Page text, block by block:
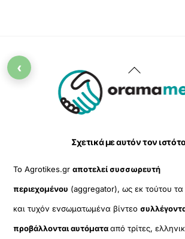
Back
To
Σχετικά με αυτόν τον
Το Agrotikes.grαποτελεί συσσωρευτή
περιεχομένου (aggregator), ως εκ τούτου
και τυχόν ενσωματωμένα βίντεο
προβάλλονται αυτόματααπό τρίτες,
‹